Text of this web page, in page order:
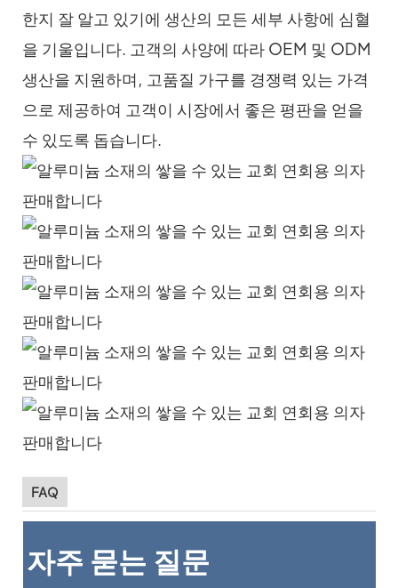
한지 잘 알고 있기에 생산의 모든 세부 사항에 심혈
을 기울입니다. 고객의 사양에 따라 OEM 및 ODM
생산을 지원하며, 고품질 가구를 경쟁력 있는 가격
으로 제공하여 고객이 시장에서 좋은 평판을 얻을
수 있도록 돕습니다.
FAQ
자주 묻는 질문